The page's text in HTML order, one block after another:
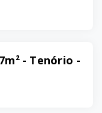
- Tenório -